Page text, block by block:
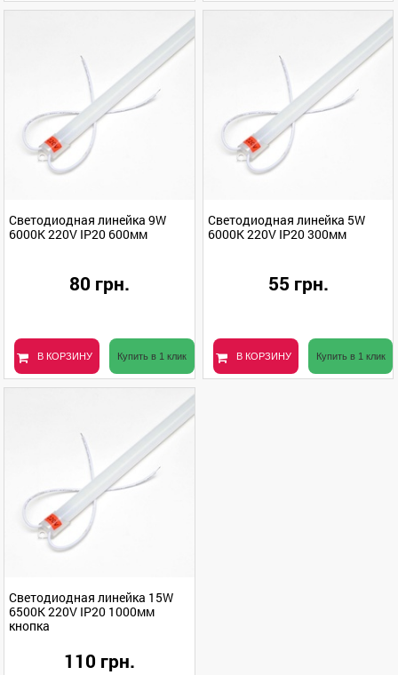
Светодиодная линейка 9W
6000K 220V IP20 600мм
80 грн.
В КОРЗИНУ Купить в 1 клик
Светодиодная линейка 5W
6000K 220V IP20 300мм
55 грн.
В КОРЗИНУ Купить в 1 клик
Светодиодная линейка 15W
6500K 220V IP20 1000мм
кнопка
110 грн.